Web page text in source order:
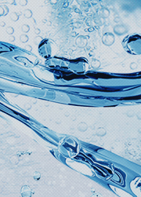
CEO인사말
기업현황
찾아오시는길